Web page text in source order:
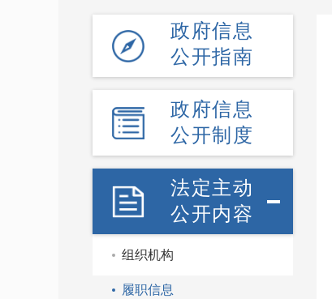
政府信息
公开指南
政府信息
公开制度
法定主动
公开内容
组织机构
履职信息